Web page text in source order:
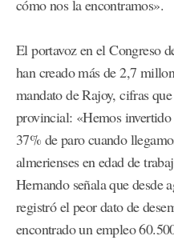
cómo nos la encontramos».
El portavoz en el Congreso
han creado más de 2,7
mandato de Rajoy, cifras
provincial: «Hemos
37% de paro cuando
almerienses en edad de
Hernando señala que desde
registró el peor dato de
encontrado un empleo